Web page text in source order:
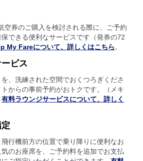
空券のご購入を検討される際に、ご予約
できる便利なサービスです（発券の72
My Fareについて、詳しくはこちら。
ビス
、洗練された空間でおくつろぎくださ
からの事前予約がおトクです。（メキ
有料ラウンジサービスについて、詳しく
行機前方の位置で乗り降りに便利なお
のお座席を、ご予約料を追加でお支払